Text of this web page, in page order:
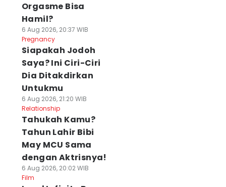
Orgasme Bisa
Hamil?
6 Aug 2026, 20:37 WIB
Pregnancy
Siapakah Jodoh
Saya? Ini Ciri-Ciri
Dia Ditakdirkan
Untukmu
6 Aug 2026, 21:20 WIB
Relationship
Tahukah Kamu?
Tahun Lahir Bibi
May MCU Sama
dengan Aktrisnya!
6 Aug 2026, 20:02 WIB
Film